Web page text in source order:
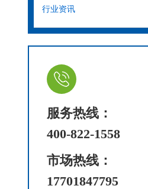
行业资讯
服务热线：
400-822-1558
市场热线：
17701847795